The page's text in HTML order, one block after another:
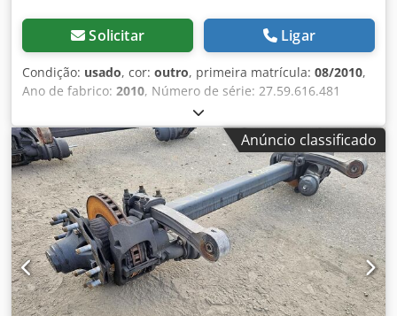
Solicitar Ligar
Condição: usado, cor: outro, primeira matrícula: 08/2010,
Ano de fabrico: 2010, Número de série: 27.59.616.481
Dodpfxezr Aybo Alxokr Temos em estoque mais de 100
eixos. Entre em contato conosco se não encontrar o que
procura.
Anúncio classificado